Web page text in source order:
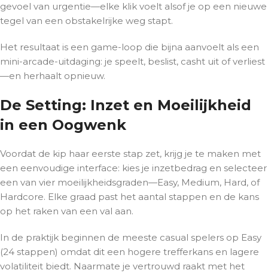
gevoel van urgentie—elke klik voelt alsof je op een nieuwe
tegel van een obstakelrijke weg stapt.
Het resultaat is een game-loop die bijna aanvoelt als een
mini-arcade-uitdaging: je speelt, beslist, casht uit of verliest
—en herhaalt opnieuw.
De Setting: Inzet en Moeilijkheid
in een Oogwenk
Voordat de kip haar eerste stap zet, krijg je te maken met
een eenvoudige interface: kies je inzetbedrag en selecteer
een van vier moeilijkheidsgraden—Easy, Medium, Hard, of
Hardcore. Elke graad past het aantal stappen en de kans
op het raken van een val aan.
In de praktijk beginnen de meeste casual spelers op Easy
(24 stappen) omdat dit een hogere trefferkans en lagere
volatiliteit biedt. Naarmate je vertrouwd raakt met het